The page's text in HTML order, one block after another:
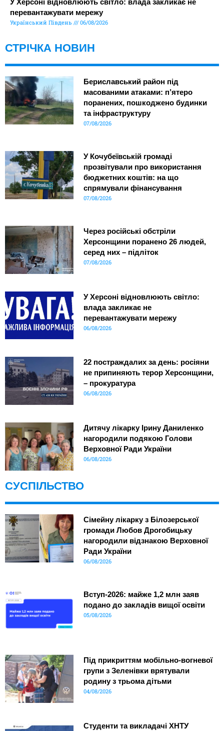
перевантажувати мережу
Український Південь 06/08/2026
СТРІЧКА НОВИН
Бериславський район під
масованими атаками: п’ятеро
поранених, пошкоджено будинки
та інфраструктуру
07/08/2026
У Кочубеївській громаді
прозвітували про використання
бюджетних коштів: на що
спрямували фінансування
07/08/2026
Через російські обстріли
Херсонщини поранено 26 людей,
серед них – підліток
07/08/2026
У Херсоні відновлюють світло:
влада закликає не
перевантажувати мережу
06/08/2026
22 постраждалих за день: росіяни
не припиняють терор Херсонщини,
– прокуратура
06/08/2026
Дитячу лікарку Ірину Даниленко
нагородили подякою Голови
Верховної Ради України
06/08/2026
СУСПІЛЬСТВО
Сімейну лікарку з Білозерської
громади Любов Дрогобицьку
нагородили відзнакою Верховної
Ради України
06/08/2026
Вступ-2026: майже 1,2 млн заяв
подано до закладів вищої освіти
05/08/2026
Під прикриттям мобільно-вогневої
групи з Зеленівки врятували
родину з трьома дітьми
04/08/2026
Студенти та викладачі ХНТУ